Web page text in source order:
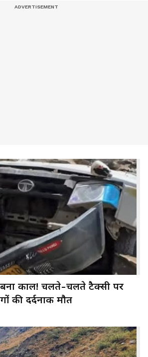
बना काल! चलते-चलते टैक्सी पर
की दर्दनाक मौत